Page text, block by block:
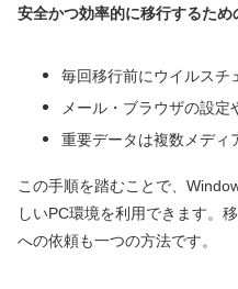
安全かつ効率的に移行するため
毎回移行前にウイルスチ
メール・ブラウザの設
重要データは複数メディ
この手順を踏むことで、
しいPC環境を利用できます。
への依頼も一つの方法です。